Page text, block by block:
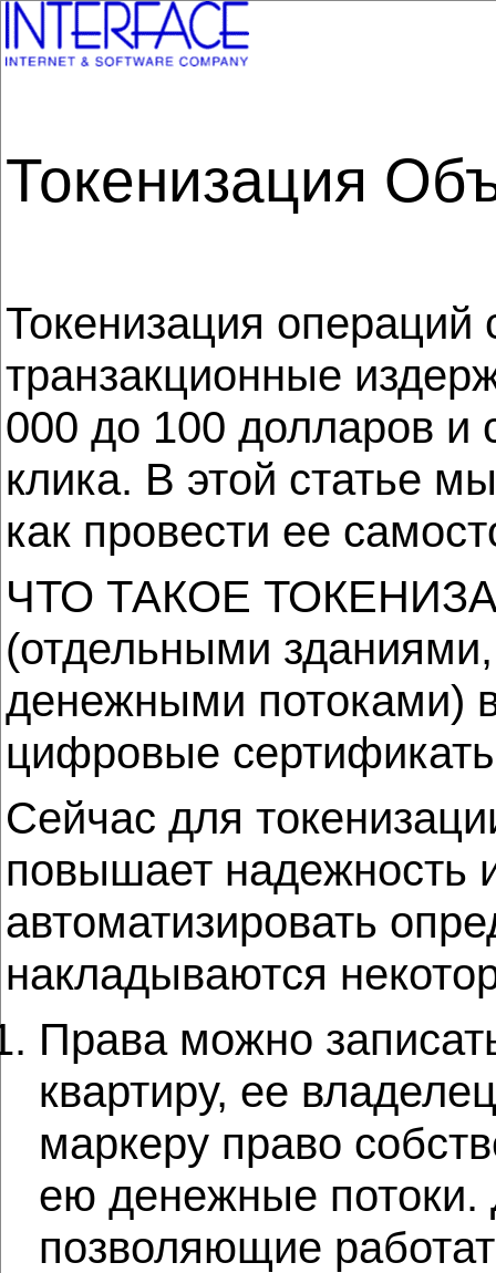
Токенизация
Токенизация
транзакционные
000 до 100 долларов и
клика. В этой статье
как провести ее
ЧТО ТАКОЕ
(отдельными
денежными потоками)
цифровые
Сейчас для
повышает надежность
автоматизировать
накладываются
Права можно
квартиру, ее
маркеру право
ею денежные потоки.
позволяющие